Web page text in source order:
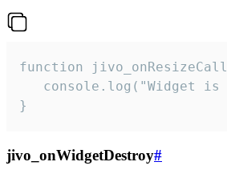
function
console.log("Widget is
}
jivo_onWidgetDestroy#